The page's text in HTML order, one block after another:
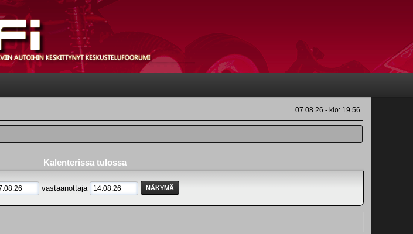
07.08.26 - klo: 19.56
Kalenterissa tulossa
vastaanottaja